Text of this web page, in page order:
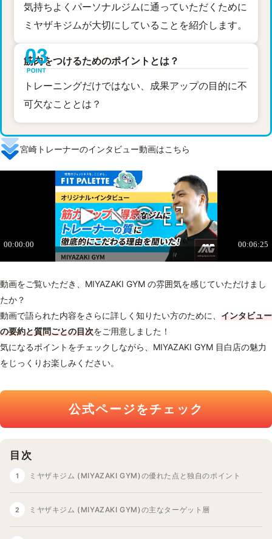
気持ちよくパーソナルジムに通っていただくために
ミヤザキジムが大切にしていることを紹介します。
筋肉をつけるためのポイントとは？
トレーニングだけではない、成果アップの目的に不
可欠なこととは？
宮崎トレーナーのインタビュー動画はこちら
動画をご覧いただき、MIYAZAKI GYM の雰囲気を感じていただけまし
たか？
動画で語られた内容をさらに詳しく知りたい方のために、 インタビュー
の要約と質問ごとの目次をご用意しました！
気になるポイントをチェックしながら、MIYAZAKI GYM 目白店の魅力
をじっくりお楽しみください。
公式ページをチェック
目次
ミヤザキジム (MIYAZAKI GYM)の優れた点と独自のポイント
ミヤザキジム (MIYAZAKI GYM)の主なターゲット層